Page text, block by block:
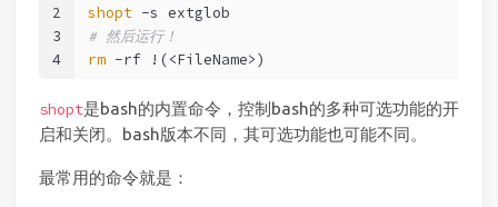
2
3
4
shopt -s extglob
# 然后运行！
rm -rf !(<FileName>)
shopt是bash的内置命令，控制bash的多种可选功能的开
启和关闭。bash版本不同，其可选功能也可能不同。
最常用的命令就是：